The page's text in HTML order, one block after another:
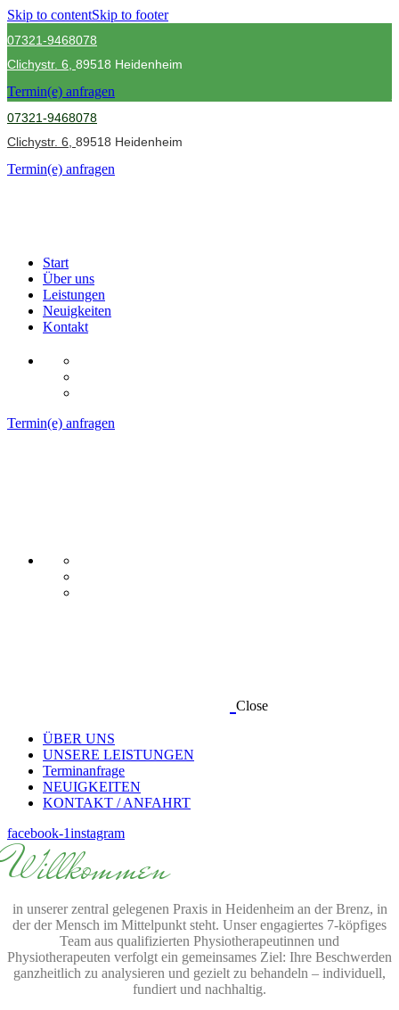
Skip to contentSkip to footer
07321-9468078
Clichystr. 6, 89518 Heidenheim
Termin(e) anfragen
07321-9468078
Clichystr. 6, 89518 Heidenheim
Termin(e) anfragen
Start
Über uns
Leistungen
Neuigkeiten
Kontakt
Termin(e) anfragen
Close
ÜBER UNS
UNSERE LEISTUNGEN
Terminanfrage
NEUIGKEITEN
KONTAKT / ANFAHRT
facebook-1instagram
Willkommen
in unserer zentral gelegenen Praxis in Heidenheim an der Brenz, in
der der Mensch im Mittelpunkt steht. Unser engagiertes 7-köpfiges
Team aus qualifizierten Physiotherapeutinnen und
Physiotherapeuten verfolgt ein gemeinsames Ziel: Ihre Beschwerden
ganzheitlich zu analysieren und gezielt zu behandeln – individuell,
fundiert und nachhaltig.